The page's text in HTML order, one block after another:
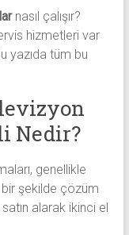
nasıl çalışır?
hizmetleri var
yazıda tüm bu
Nedir?
genellikle
bir şekilde çözüm
alarak ikinci el